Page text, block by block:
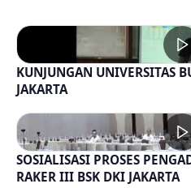
KUNJUNGAN UNIVERSITAS
JAKARTA
SOSIALISASI PROSES
RAKER III BSK DKI JAKARTA